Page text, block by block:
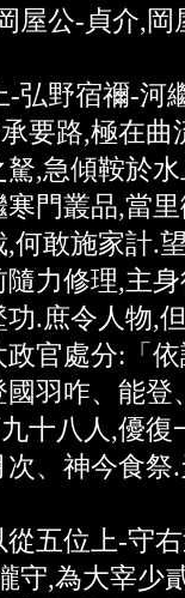
屋公-貞介,岡
弘野宿禰-河
要路,極在曲
,急傾鞍於
門叢品,當
,何敢施家計.
力修理,主
.庶令人物,
官處分:「
國羽咋、能登
十八人,優復
次、神今食祭
從五位上-守
守,為大宰少